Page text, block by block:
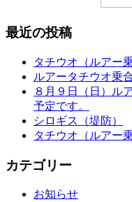
最近の投稿
タチウオ（ルアー
ルアータチウオ乗
８月９日（日）ル
予定です。
シロギス（堤防）
タチウオ（ルアー
カテゴリー
お知らせ